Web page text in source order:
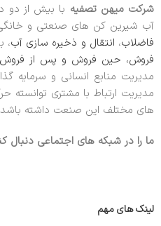
شرکت میهن تصفیه با بیش از دو
آب شیرین کن های صنعتی و
فاضلاب، انتقال و ذخیره سازی آب،
فروش، حین فروش و پس از فروش
مدیریت منابع انسانی و سرمایه
مدیریت ارتباط با مشتری توانسته
های مختلف این صنعت داشته
ما را در شبکه های اجتماعی دنبال
لینک های مهم